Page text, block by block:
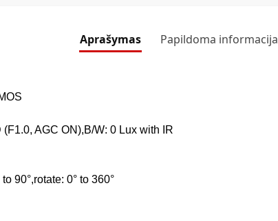
Aprašymas Papildoma informacija
AGC ON),B/W: 0 Lux with IR
90°,rotate: 0° to 360°